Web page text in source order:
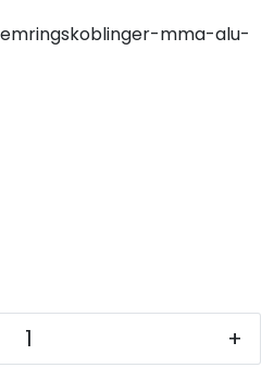
mma-alu-
+